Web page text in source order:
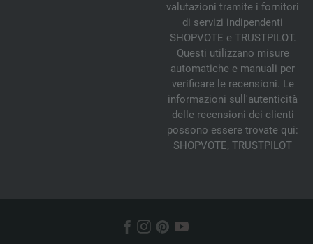
valutazioni tramite i fornitori
di servizi indipendenti
SHOPVOTE e TRUSTPILOT.
Questi utilizzano misure
automatiche e manuali per
verificare le recensioni. Le
informazioni sull'autenticità
delle recensioni dei clienti
possono essere trovate qui:
SHOPVOTE, TRUSTPILOT